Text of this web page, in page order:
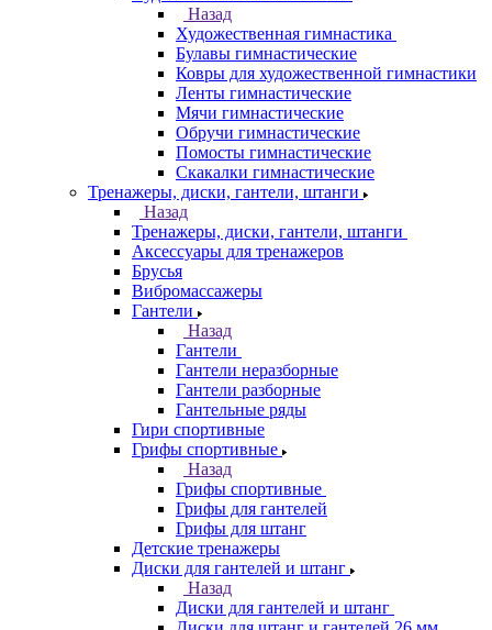
Назад
Художественная гимнастика
Булавы гимнастические
Ковры для художественной гимнастики
Ленты гимнастические
Мячи гимнастические
Обручи гимнастические
Помосты гимнастические
Скакалки гимнастические
Тренажеры, диски, гантели, штанги
Назад
Тренажеры, диски, гантели, штанги
Аксессуары для тренажеров
Брусья
Вибромассажеры
Гантели
Назад
Гантели
Гантели неразборные
Гантели разборные
Гантельные ряды
Гири спортивные
Грифы спортивные
Назад
Грифы спортивные
Грифы для гантелей
Грифы для штанг
Детские тренажеры
Диски для гантелей и штанг
Назад
Диски для гантелей и штанг